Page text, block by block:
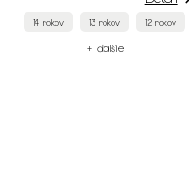
14 rokov 13 rokov 12 rokov
+ ďalšie